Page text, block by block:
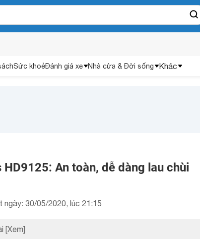
Sức khoẻĐánh giá xe Nhà cửa & Đời sống Khác
An toàn, dễ dàng lau chùi
ngày: 30/05/2020, lúc 21:15
[Xem]